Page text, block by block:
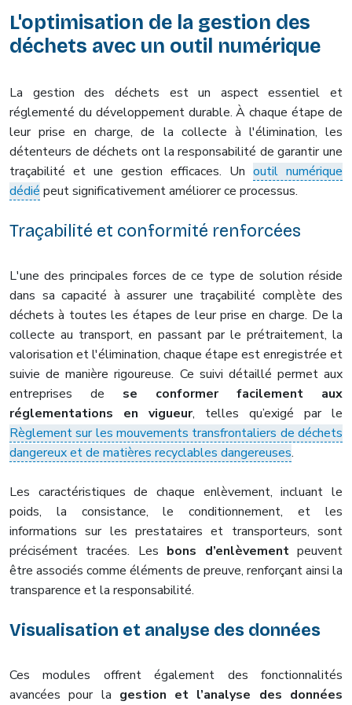
L'optimisation de la gestion des
déchets avec un outil numérique
La gestion des déchets est un aspect essentiel et
réglementé du développement durable. À chaque étape de
leur prise en charge, de la collecte à l'élimination, les
détenteurs de déchets ont la responsabilité de garantir une
traçabilité et une gestion efficaces. Un outil numérique
dédié peut significativement améliorer ce processus.
Traçabilité et conformité renforcées
L'une des principales forces de ce type de solution réside
dans sa capacité à assurer une traçabilité complète des
déchets à toutes les étapes de leur prise en charge. De la
collecte au transport, en passant par le prétraitement, la
valorisation et l'élimination, chaque étape est enregistrée et
suivie de manière rigoureuse. Ce suivi détaillé permet aux
entreprises de se conformer facilement aux
réglementations en vigueur, telles qu’exigé par le
Règlement sur les mouvements transfrontaliers de déchets
dangereux et de matières recyclables dangereuses.
Les caractéristiques de chaque enlèvement, incluant le
poids, la consistance, le conditionnement, et les
informations sur les prestataires et transporteurs, sont
précisément tracées. Les bons d’enlèvementpeuvent
être associés comme éléments de preuve, renforçant ainsi la
transparence et la responsabilité.
Visualisation et analyse des données
Ces modules offrent également des fonctionnalités
avancées pour la gestion et l’analyse des données